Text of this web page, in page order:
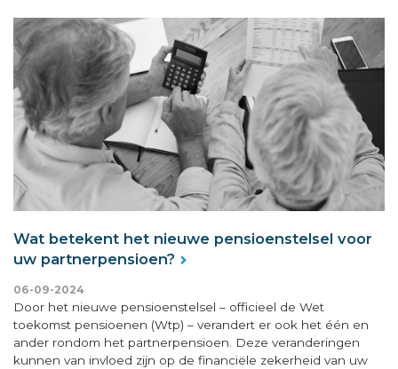
Wat betekent het nieuwe pensioenstelsel voor
uw partnerpensioen?
06-09-2024
Door het nieuwe pensioenstelsel – officieel de Wet
toekomst pensioenen (Wtp) – verandert er ook het één en
ander rondom het partnerpensioen. Deze veranderingen
kunnen van invloed zijn op de financiële zekerheid van uw